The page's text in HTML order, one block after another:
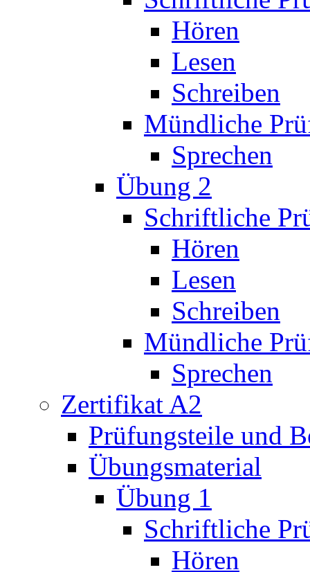
Hören
Lesen
Schreiben
Mündliche
Sprechen
Übung 2
Schriftliche
Hören
Lesen
Schreiben
Mündliche
Sprechen
Zertifikat A2
Prüfungsteile und
Übungsmaterial
Übung 1
Schriftliche
Hören